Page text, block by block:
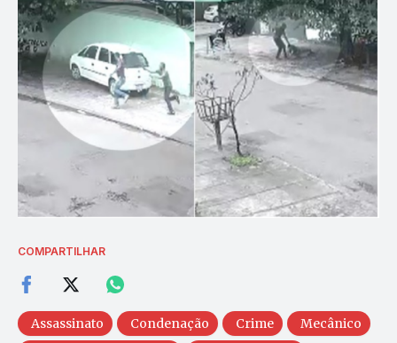
COMPARTILHAR
Assassinato Condenação Crime
Mecânico